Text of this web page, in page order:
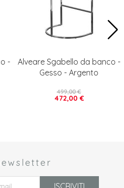
-
Alveare Sgabello da banco -
Gesso - Argento
472,00 €
499,00 €
ISCRIVITI